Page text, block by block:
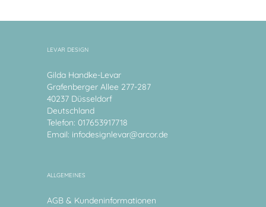
LEVAR DESIGN
Gilda Handke-Levar
Grafenberger Allee 277-287
40237 Düsseldorf
Deutschland
Telefon: 017653917718
Email: infodesignlevar@arcor.de
ALLGEMEINES
AGB & Kundeninformationen